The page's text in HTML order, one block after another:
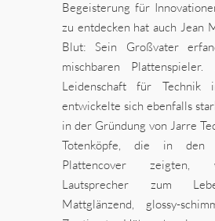
Begeisterung für
zu entdecken hat auch Jean
Blut: Sein Großvater
mischbaren
Leidenschaft für
entwickelte sich ebenfalls
in der Gründung von Jarre
Totenköpfe, die in den
Plattencover zeigten,
Lautsprecher zum
Mattglänzend, glossy-